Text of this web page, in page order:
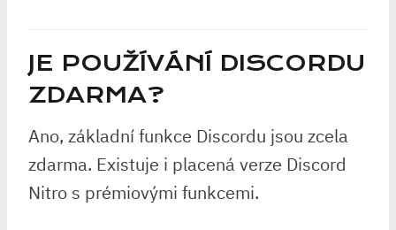
JE POUŽÍVÁNÍ DISCORDU
ZDARMA?
Ano, základní funkce Discordu jsou zcela
zdarma. Existuje i placená verze Discord
Nitro s prémiovými funkcemi.